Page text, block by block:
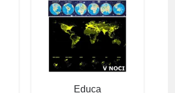
Educa